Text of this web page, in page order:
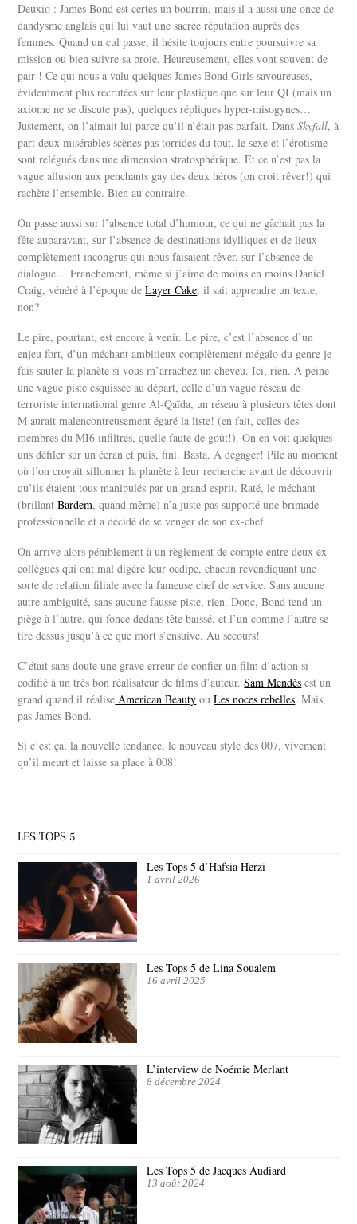
Deuxio : James Bond est certes un bourrin, mais il a aussi une once de
dandysme anglais qui lui vaut une sacrée réputation auprès des
femmes. Quand un cul passe, il hésite toujours entre poursuivre sa
mission ou bien suivre sa proie. Heureusement, elles vont souvent de
pair ! Ce qui nous a valu quelques James Bond Girls savoureuses,
évidemment plus recrutées sur leur plastique que sur leur QI (mais un
axiome ne se discute pas), quelques répliques hyper-misogynes…
Justement, on l’aimait lui parce qu’il n’était pas parfait. DansSkyfall, à
part deux misérables scènes pas torrides du tout, le sexe et l’érotisme
sont relégués dans une dimension stratosphérique. Et ce n’est pas la
vague allusion aux penchants gay des deux héros (on croit rêver!) qui
rachète l’ensemble. Bien au contraire.
On passe aussi sur l’absence total d’humour, ce qui ne gâchait pas la
fête auparavant, sur l’absence de destinations idylliques et de lieux
complètement incongrus qui nous faisaient rêver, sur l’absence de
dialogue… Franchement, même si j’aime de moins en moins Daniel
Craig, vénéré à l’époque deLayer Cake, il sait apprendre un texte,
non?
Le pire, pourtant, est encore à venir. Le pire, c’est l’absence d’un
enjeu fort, d’un méchant ambitieux complètement mégalo du genre je
fais sauter la planète si vous m’arrachez un cheveu. Ici, rien. A peine
une vague piste esquissée au départ, celle d’un vague réseau de
terroriste international genre Al-Qaïda, un réseau à plusieurs têtes dont
M aurait malencontreusement égaré la liste! (en fait, celles des
membres du MI6 infiltrés, quelle faute de goût!). On en voit quelques
uns défiler sur un écran et puis, fini. Basta. A dégager! Pile au moment
où l’on croyait sillonner la planète à leur recherche avant de découvrir
qu’ils étaient tous manipulés par un grand esprit. Raté, le méchant
(brillantBardem, quand même) n’a juste pas supporté une brimade
professionnelle et a décidé de se venger de son ex-chef.
On arrive alors péniblement à un règlement de compte entre deux ex-
collègues qui ont mal digéré leur oedipe, chacun revendiquant une
sorte de relation filiale avec la fameuse chef de service. Sans aucune
autre ambiguité, sans aucune fausse piste, rien. Donc, Bond tend un
piège à l’autre, qui fonce dedans tête baissé, et l’un comme l’autre se
tire dessus jusqu’à ce que mort s’ensuive. Au secours!
C’était sans doute une grave erreur de confier un film d’action si
codifié à un très bon réalisateur de films d’auteur.Sam Mendès est un
grand quand il réalise American Beauty ouLes noces rebelles. Mais,
pas James Bond.
Si c’est ça, la nouvelle tendance, le nouveau style des 007, vivement
qu’il meurt et laisse sa place à 008!
LES TOPS 5
Les Tops 5 d’Hafsia Herzi
1 avril 2026
Les Tops 5 de Lina Soualem
16 avril 2025
L’interview de Noémie Merlant
8 décembre 2024
Les Tops 5 de Jacques Audiard
13 août 2024